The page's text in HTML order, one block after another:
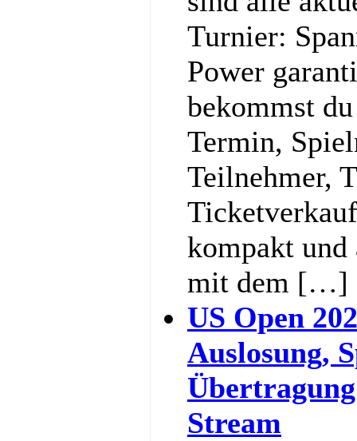
Turnier:
Power
bekommst
Termin,
Teilnehmer,
kompakt und
mit dem […]
US Open
Auslosung,
Stream